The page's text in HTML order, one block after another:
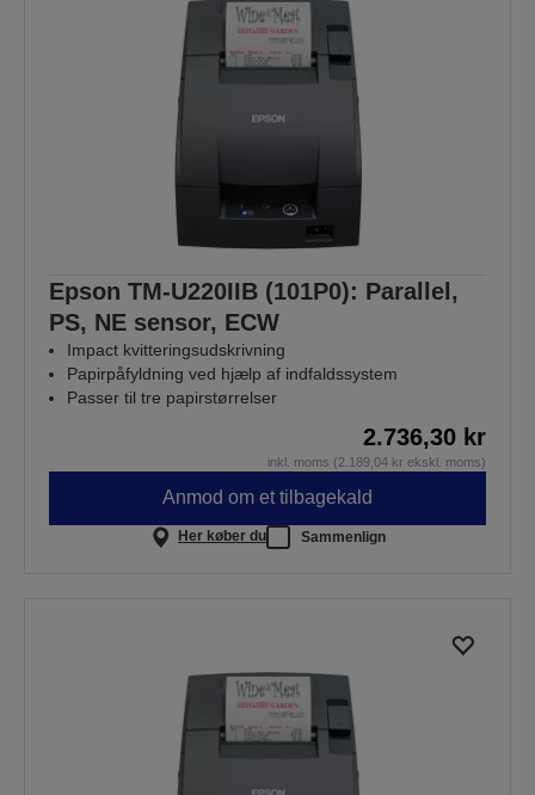
Epson TM-U220IIB (101P0): Parallel,
PS, NE sensor, ECW
Impact kvitteringsudskrivning
Papirpåfyldning ved hjælp af indfaldssystem
Passer til tre papirstørrelser
2.736,30 kr
inkl. moms (2.189,04 kr ekskl. moms)
Anmod om et tilbagekald
Her køber du Sammenlign